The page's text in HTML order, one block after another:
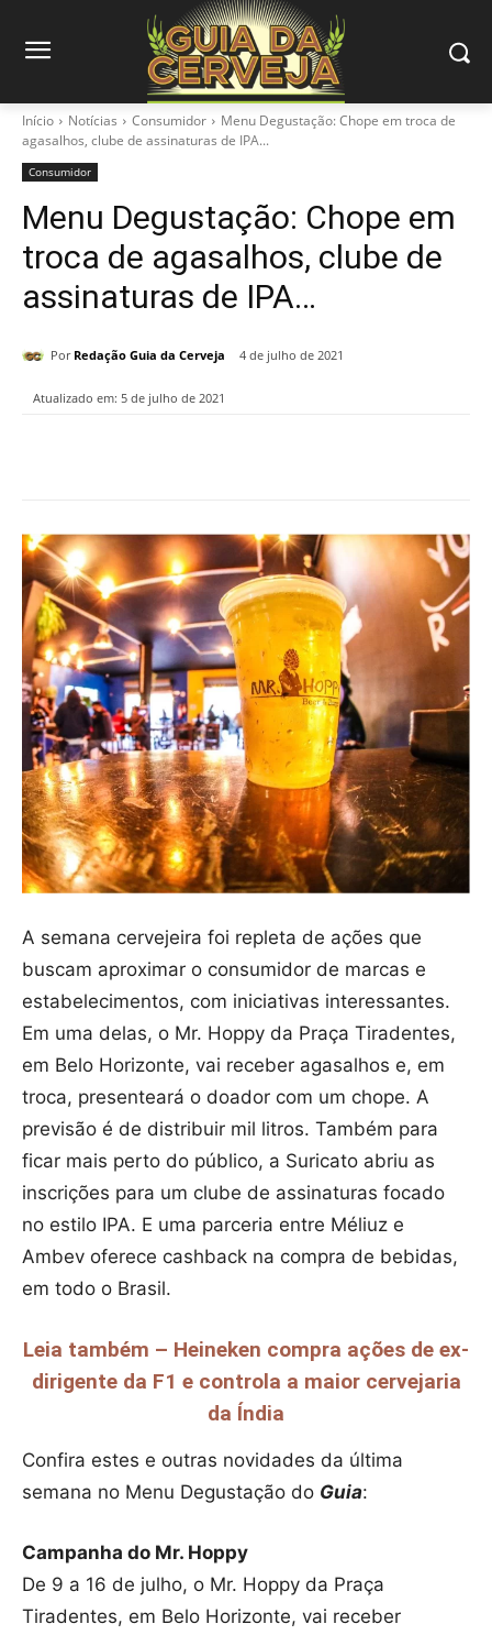
Início Notícias Consumidor
Menu Degustação: Chope em troca de
agasalhos, clube de assinaturas de IPA...
Consumidor
Menu Degustação: Chope em
troca de agasalhos, clube de
assinaturas de IPA…
Por Redação Guia da Cerveja 4 de julho de 2021
Atualizado em: 5 de julho de 2021
A semana cervejeira foi repleta de ações que
buscam aproximar o consumidor de marcas e
estabelecimentos, com iniciativas interessantes.
Em uma delas, o Mr. Hoppy da Praça Tiradentes,
em Belo Horizonte, vai receber agasalhos e, em
troca, presenteará o doador com um chope. A
previsão é de distribuir mil litros. Também para
ficar mais perto do público, a Suricato abriu as
inscrições para um clube de assinaturas focado
no estilo IPA. E uma parceria entre Méliuz e
Ambev oferece cashback na compra de bebidas,
em todo o Brasil.
Leia também – Heineken compra ações de ex-
dirigente da F1 e controla a maior cervejaria
da Índia
Confira estes e outras novidades da última
semana no Menu Degustação do Guia:
Campanha do Mr. Hoppy
De 9 a 16 de julho, o Mr. Hoppy da Praça
Tiradentes, em Belo Horizonte, vai receber